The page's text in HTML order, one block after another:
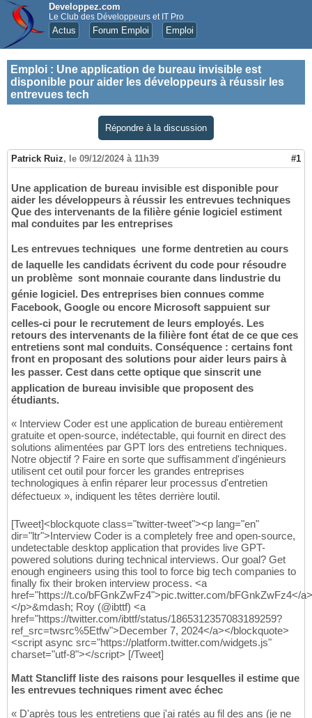
Developpez.com
Le Club des Développeurs et IT Pro
Actus Forum Emploi Emploi
Emploi : Une application de bureau invisible est
disponible pour aider les développeurs à réussir les
entrevues tech
Répondre à la discussion
Patrick Ruiz, le 09/12/2024 à 11h39 #1
Une application de bureau invisible est disponible pour
aider les développeurs à réussir les entrevues techniques
Que des intervenants de la filière génie logiciel estiment
mal conduites par les entreprises
Les entrevues techniques  une forme dentretien au cours
de laquelle les candidats écrivent du code pour résoudre
un problème  sont monnaie courante dans lindustrie du
génie logiciel. Des entreprises bien connues comme
Facebook, Google ou encore Microsoft sappuient sur
celles-ci pour le recrutement de leurs employés. Les
retours des intervenants de la filière font état de ce que ces
entretiens sont mal conduits. Conséquence : certains font
front en proposant des solutions pour aider leurs pairs à
les passer. Cest dans cette optique que sinscrit une
application de bureau invisible que proposent des
étudiants.
« Interview Coder est une application de bureau entièrement
gratuite et open-source, indétectable, qui fournit en direct des
solutions alimentées par GPT lors des entretiens techniques.
Notre objectif ? Faire en sorte que suffisamment d'ingénieurs
utilisent cet outil pour forcer les grandes entreprises
technologiques à enfin réparer leur processus d'entretien
défectueux », indiquent les têtes derrière loutil.
[Tweet]<blockquote class="twitter-tweet"><p lang="en"
dir="ltr">Interview Coder is a completely free and open-source,
undetectable desktop application that provides live GPT-
powered solutions during technical interviews. Our goal? Get
enough engineers using this tool to force big tech companies to
finally fix their broken interview process. <a
href="https://t.co/bFGnkZwFz4">pic.twitter.com/bFGnkZwFz4</a>
</p>&mdash; Roy (@ibttf) <a
href="https://twitter.com/ibttf/status/1865312357083189259?
ref_src=twsrc%5Etfw">December 7, 2024</a></blockquote>
<script async src="https://platform.twitter.com/widgets.js"
charset="utf-8"></script> [/Tweet]
Matt Stancliff liste des raisons pour lesquelles il estime que
les entrevues techniques riment avec échec
« D'après tous les entretiens que j'ai ratés au fil des ans (je ne